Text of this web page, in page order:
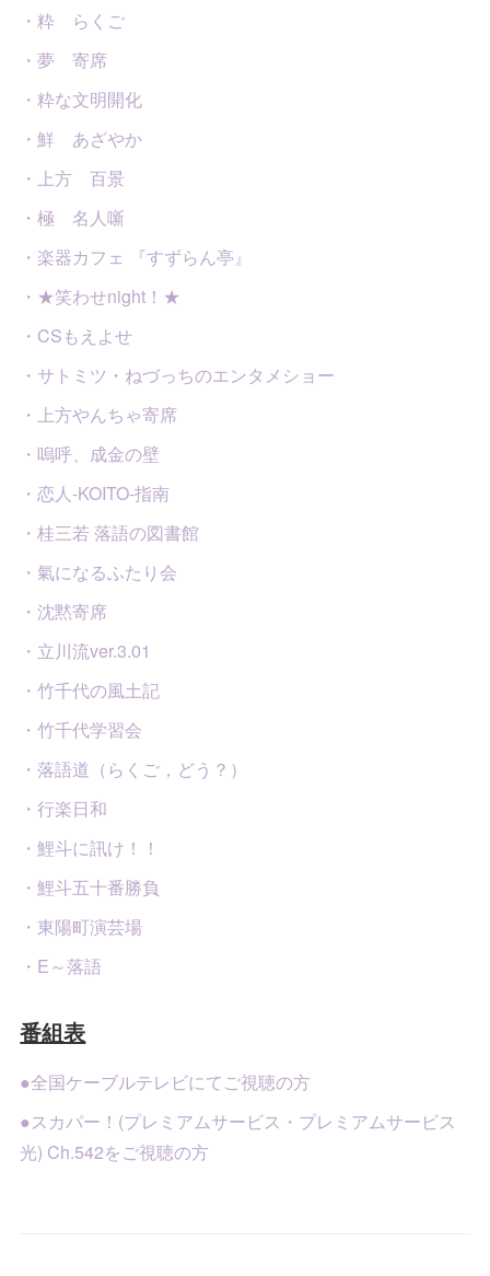
・粋 らくご
・夢 寄席
・粋な文明開化
・鮮 あざやか
・上方 百景
・極 名人噺
・楽器カフェ 『すずらん亭』
・★笑わせnight！★
・CSもえよせ
・サトミツ・ねづっちのエンタメショー
・上方やんちゃ寄席
・嗚呼、成金の壁
・恋人-KOITO-指南
・桂三若 落語の図書館
・氣になるふたり会
・沈黙寄席
・立川流ver.3.01
・竹千代の風土記
・竹千代学習会
・落語道（らくご，どう？）
・行楽日和
・鯉斗に訊け！！
・鯉斗五十番勝負
・東陽町演芸場
・E～落語
番組表
●全国ケーブルテレビにてご視聴の方
●スカパー！(プレミアムサービス・プレミアムサービス
光) Ch.542をご視聴の方